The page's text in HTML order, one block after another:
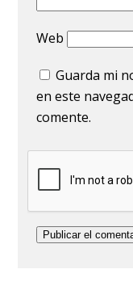
Web
Guarda mi
en este
comente.